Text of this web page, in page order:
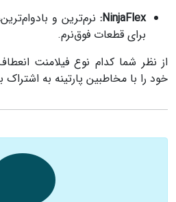
NinjaFlex
: نرم‌ترین و
برای قطعات فوق‌نرم.
از نظر شما كدام نوع فیلامنت
خود را با مخاطبين پارتينه به اشتراك